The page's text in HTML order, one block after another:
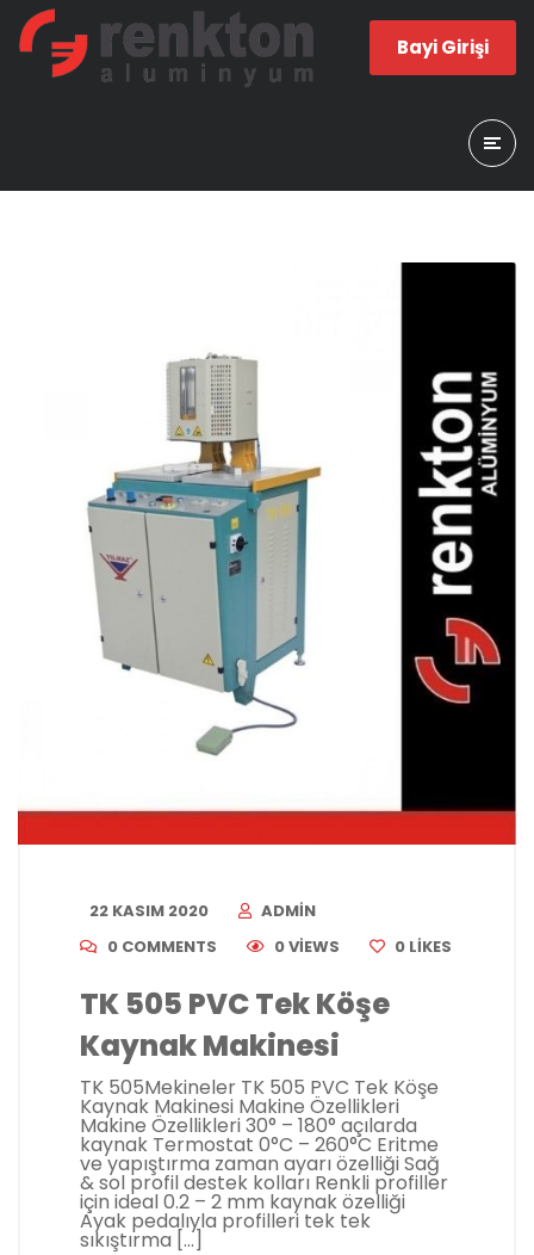
Bayi Girişi
22 KASIM 2020
ADMIN
0 COMMENTS
0 VIEWS 0 LIKES
TK 505 PVC Tek Köşe
Kaynak Makinesi
TK 505Mekineler TK 505 PVC Tek Köşe
Kaynak Makinesi Makine Özellikleri
Makine Özellikleri 30° – 180° açılarda
kaynak Termostat 0°C – 260°C Eritme
ve yapıştırma zaman ayarı özelliği Sağ
& sol profil destek kolları Renkli profiller
için ideal 0.2 – 2 mm kaynak özelliği
Ayak pedalıyla profilleri tek tek
sıkıştırma […]